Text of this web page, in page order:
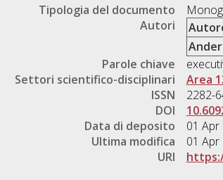
Tipologia del documento
Autori
Parole chiave
Settori scientifico-disciplinari
Area
ISSN
2282-
DOI
Data di deposito
01 Apr
Ultima modifica
01 Apr
URI